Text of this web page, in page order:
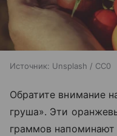
Источник: Unsplash / CC0
Обратите внимание
груша». Эти
граммов